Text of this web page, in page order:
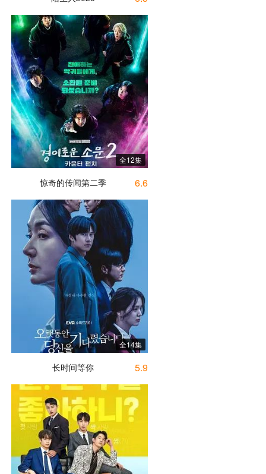
全12集
惊奇的传闻第二季 6.6
全14集
长时间等你 5.9